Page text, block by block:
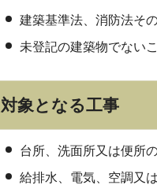
建築基準法、消防法そ
未登記の建築物でないこ
対象となる工事
台所、洗面所又は便所
給排水、電気、空調又